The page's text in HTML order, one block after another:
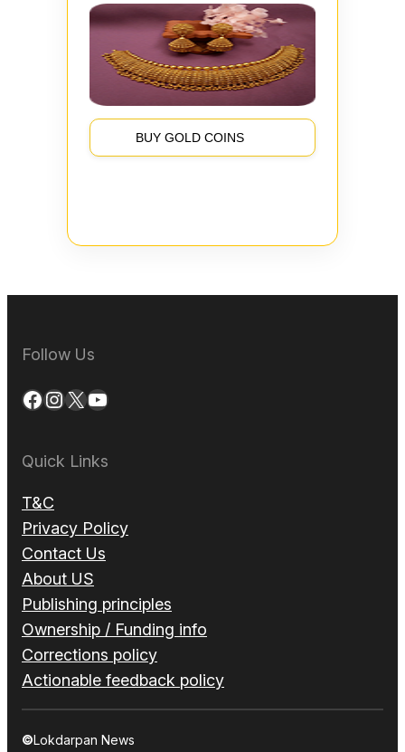
BUY GOLD COINS
Follow Us
Facebook InstagramX YouTube
Quick Links
T&C
Privacy Policy
Contact Us
About US
Publishing principles
Ownership / Funding info
Corrections policy
Actionable feedback policy
©Lokdarpan News